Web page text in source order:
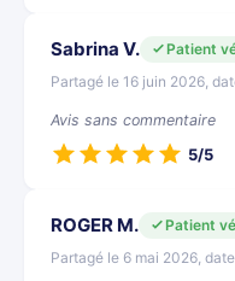
Sabrina V.
Patient
Partagé le 16 juin 2026,
Avis sans commentaire
5/5
ROGER M.
Patient
Partagé le 6 mai 2026,